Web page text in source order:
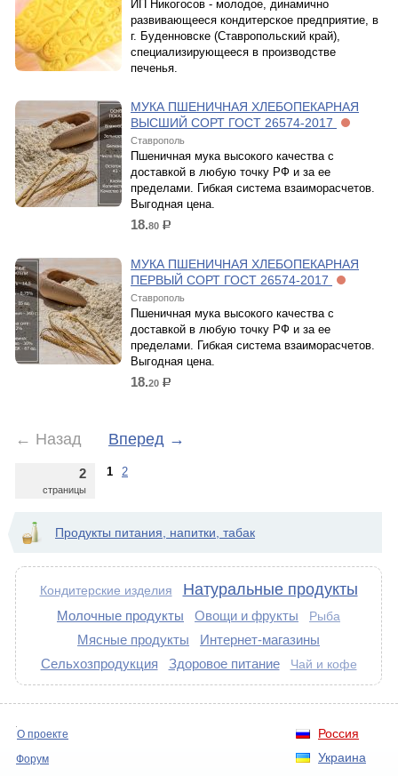
ИП Никогосов - молодое, динамично
развивающееся кондитерское предприятие, в
г. Буденновске (Ставропольский край),
специализирующееся в производстве
печенья.
МУКА ПШЕНИЧНАЯ ХЛЕБОПЕКАРНАЯ
ВЫСШИЙ СОРТ ГОСТ 26574-2017
Ставрополь
Пшеничная мука высокого качества с
доставкой в любую точку РФ и за ее
пределами. Гибкая система взаиморасчетов.
Выгодная цена.
18.80 р.
МУКА ПШЕНИЧНАЯ ХЛЕБОПЕКАРНАЯ
ПЕРВЫЙ СОРТ ГОСТ 26574-2017
Ставрополь
Пшеничная мука высокого качества с
доставкой в любую точку РФ и за ее
пределами. Гибкая система взаиморасчетов.
Выгодная цена.
18.20 р.
← Назад Вперед →
2
страницы
1 2
Продукты питания, напитки, табак
Кондитерские изделия Натуральные продукты
Молочные продукты Овощи и фрукты Рыба
Мясные продукты
Интернет-магазины
Сельхозпродукция
Здоровое питание Чай и кофе
Россия
Украина
О проекте
Форум